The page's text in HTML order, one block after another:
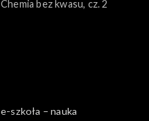
Chemia bez kwasu, cz. 2
e-szkoła – nauka